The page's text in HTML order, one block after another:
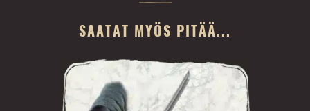
SAATAT MYÖS PITÄÄ...